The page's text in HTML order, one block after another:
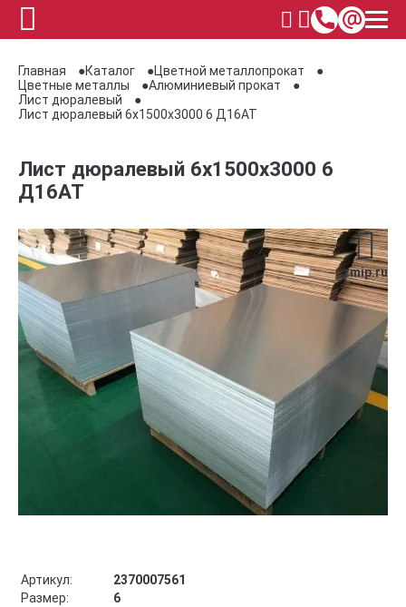
Главная Каталог
Цветной металлопрокат
Цветные металлы
Алюминиевый прокат
Лист дюралевый
Лист дюралевый 6х1500х3000 6 Д16АТ
Лист дюралевый 6х1500х3000 6
Д16АТ
zmip.ru
Артикул:
2370007561
Размер:
6